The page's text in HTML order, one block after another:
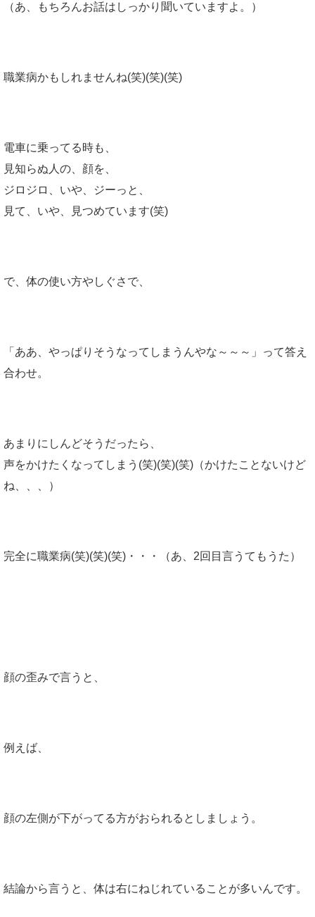
（あ、もちろんお話はしっかり聞いていますよ。）
職業病かもしれませんね(笑)(笑)(笑)
電車に乗ってる時も、
見知らぬ人の、顔を、
ジロジロ、いや、ジーっと、
見て、いや、見つめています(笑)
で、体の使い方やしぐさで、
「ああ、やっぱりそうなってしまうんやな～～～」って答え
合わせ。
あまりにしんどそうだったら、
声をかけたくなってしまう(笑)(笑)(笑)（かけたことないけど
ね、、、）
完全に職業病(笑)(笑)(笑)・・・（あ、2回目言うてもうた）
顔の歪みで言うと、
例えば、
顔の左側が下がってる方がおられるとしましょう。
結論から言うと、体は右にねじれていることが多いんです。